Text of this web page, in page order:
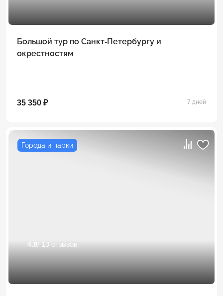
Большой тур по Санкт-Петербургу и
окрестностям
35 350 ₽ 7 дней
Города и парки
4.8/ 13 отзывов